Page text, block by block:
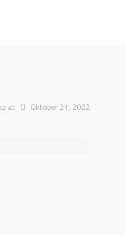
at Oktober 21, 2022